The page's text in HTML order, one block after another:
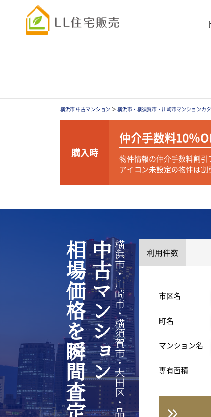
横浜市 中古マンション ＞ 横浜市・横須賀市・川崎市マンションカ
購入時
仲介手数料10％
物件情報の仲介手数料割引
アイコン未設定の物件は割
横浜市・川崎市・横須賀市・大田区・品川区の
中古マンション
相場価格を瞬間査定！ 利用件数
市区名
町名
マンション名
専有面積